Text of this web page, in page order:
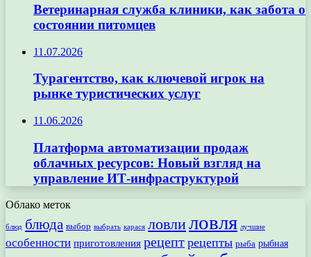
Ветеринарная служба клиники, как забота о
состоянии питомцев
11.07.2026
Турагентство, как ключевой игрок на
рынке туристических услуг
11.06.2026
Платформа автоматизации продаж
облачных ресурсов: Новый взгляд на
управление ИТ-инфраструктурой
Облако меток
блюд блюда выбор выбрать карася ловлиловля лучшие
особенности приготовления рецепт рецепты рыба рыбная